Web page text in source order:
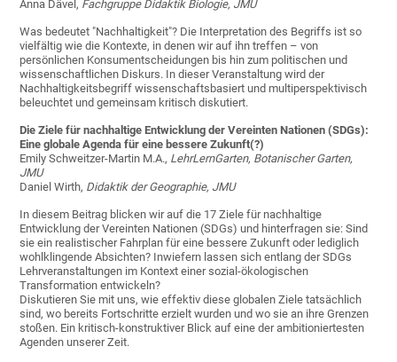
Anna Dävel, Fachgruppe Didaktik Biologie, JMU
Was bedeutet "Nachhaltigkeit"? Die Interpretation des Begriffs ist so
vielfältig wie die Kontexte, in denen wir auf ihn treffen – von
persönlichen Konsumentscheidungen bis hin zum politischen und
wissenschaftlichen Diskurs. In dieser Veranstaltung wird der
Nachhaltigkeitsbegriff wissenschaftsbasiert und multiperspektivisch
beleuchtet und gemeinsam kritisch diskutiert.
Die Ziele für nachhaltige Entwicklung der Vereinten Nationen (SDGs):
Eine globale Agenda für eine bessere Zukunft(?)
Emily Schweitzer-Martin M.A., LehrLernGarten, Botanischer Garten,
JMU
Daniel Wirth, Didaktik der Geographie, JMU
In diesem Beitrag blicken wir auf die 17 Ziele für nachhaltige
Entwicklung der Vereinten Nationen (SDGs) und hinterfragen sie: Sind
sie ein realistischer Fahrplan für eine bessere Zukunft oder lediglich
wohlklingende Absichten? Inwiefern lassen sich entlang der SDGs
Lehrveranstaltungen im Kontext einer sozial-ökologischen
Transformation entwickeln?
Diskutieren Sie mit uns, wie effektiv diese globalen Ziele tatsächlich
sind, wo bereits Fortschritte erzielt wurden und wo sie an ihre Grenzen
stoßen. Ein kritisch-konstruktiver Blick auf eine der ambitioniertesten
Agenden unserer Zeit.